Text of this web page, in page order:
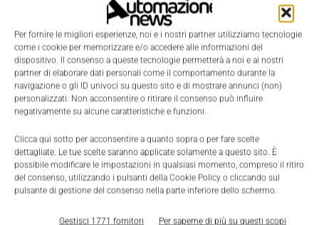
Per fornire le migliori esperienze, noi e i nostri partner utilizziamo tecnologie
come i cookie per memorizzare e/o accedere alle informazioni del
dispositivo. Il consenso a queste tecnologie permetterà a noi e ai nostri
partner di elaborare dati personali come il comportamento durante la
navigazione o gli ID univoci su questo sito e di mostrare annunci (non)
personalizzati. Non acconsentire o ritirare il consenso può influire
negativamente su alcune caratteristiche e funzioni.
Clicca qui sotto per acconsentire a quanto sopra o per fare scelte
dettagliate. Le tue scelte saranno applicate solamente a questo sito. È
possibile modificare le impostazioni in qualsiasi momento, compreso il ritiro
del consenso, utilizzando i pulsanti della Cookie Policy o cliccando sul
pulsante di gestione del consenso nella parte inferiore dello schermo.
Gestisci 1771 fornitori Per saperne di più su questi scopi
premiando lo sforzo di tutti i collaboratori
nell’affermazione della nostra realtà come insegna
leader nel mercato”, affermaUmberto Schiavon,
Presidente di Elettroveneta. “Sono convinto che
entrare oggi in Sonepar garantirà la sostenibilità del
nostro progetto di sviluppo in tutte le aree dove
TAGS Elettroveneta Sonepar Italia